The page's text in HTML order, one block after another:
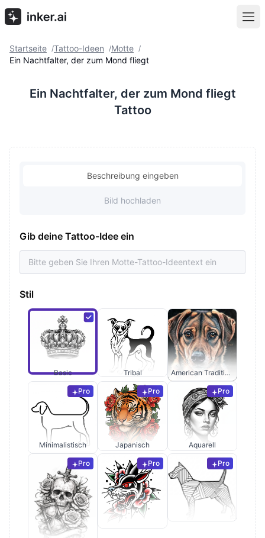
Startseite /Tattoo-Ideen /Motte /
Ein Nachtfalter, der zum Mond fliegt
Ein Nachtfalter, der zum Mond fliegt
Tattoo
Beschreibung eingeben
Bild hochladen
Gib deine Tattoo-Idee ein
Stil
Basic Tribal American Traditional
Pro
Minimalistisch
Pro
Japanisch
Pro
Aquarell
Pro Pro Pro